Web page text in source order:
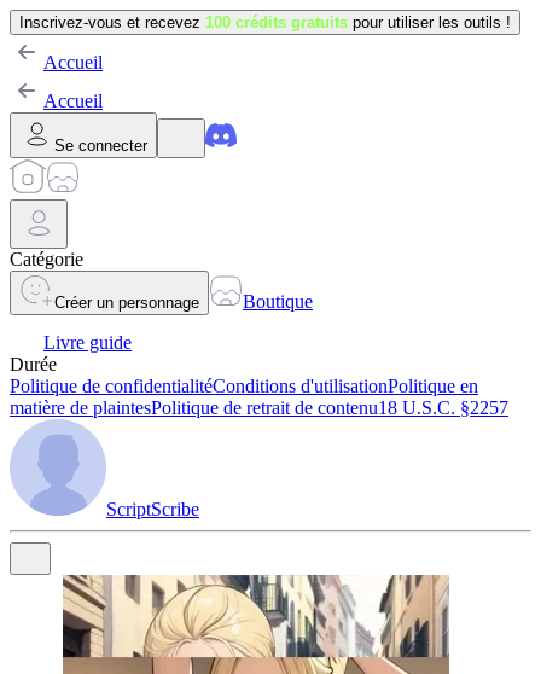
Inscrivez-vous et recevez 100 crédits gratuits pour utiliser les outils !
Accueil
Accueil
Se connecter
Catégorie
Créer un personnage
Boutique
Livre guide
Durée
Politique de confidentialitéConditions d'utilisationPolitique en
matière de plaintesPolitique de retrait de contenu18 U.S.C. §2257
ScriptScribe